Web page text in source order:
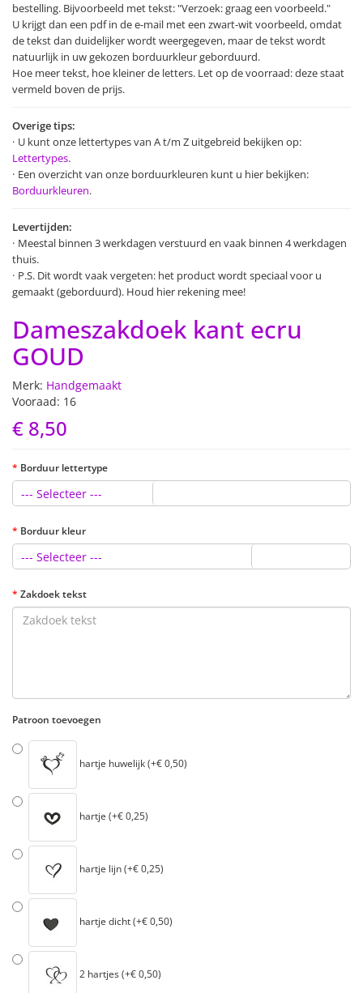
bestelling. Bijvoorbeeld met tekst: "Verzoek: graag een voorbeeld."
U krijgt dan een pdf in de e-mail met een zwart-wit voorbeeld, omdat
de tekst dan duidelijker wordt weergegeven, maar de tekst wordt
natuurlijk in uw gekozen borduurkleur geborduurd.
Hoe meer tekst, hoe kleiner de letters. Let op de voorraad: deze staat
vermeld boven de prijs.
Overige tips:
U kunt onze lettertypes van A t/m Z uitgebreid bekijken op:
Lettertypes.
Een overzicht van onze borduurkleuren kunt u hier bekijken:
Borduurkleuren.
Levertijden:
Meestal binnen 3 werkdagen verstuurd en vaak binnen 4 werkdagen
thuis.
P.S. Dit wordt vaak vergeten: het product wordt speciaal voor u
gemaakt (geborduurd). Houd hier rekening mee!
Dameszakdoek kant ecru
GOUD
Merk: Handgemaakt
Vooraad: 16
€ 8,50
Borduur lettertype
--- Selecteer ---
Borduur kleur
--- Selecteer ---
Zakdoek tekst
Patroon toevoegen
hartje huwelijk (+€ 0,50)
hartje (+€ 0,25)
hartje lijn (+€ 0,25)
hartje dicht (+€ 0,50)
2 hartjes (+€ 0,50)